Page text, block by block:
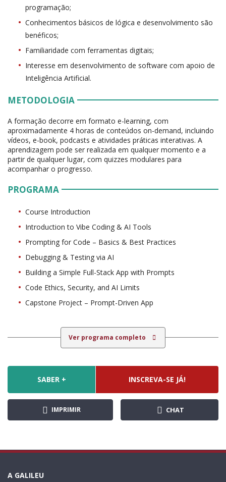
programação;
Conhecimentos básicos de lógica e desenvolvimento são
benéficos;
Familiaridade com ferramentas digitais;
Interesse em desenvolvimento de software com apoio de
Inteligência Artificial.
METODOLOGIA
A formação decorre em formato e-learning, com
aproximadamente 4 horas de conteúdos on-demand, incluindo
vídeos, e-book, podcasts e atividades práticas interativas. A
aprendizagem pode ser realizada em qualquer momento e a
partir de qualquer lugar, com quizzes modulares para
acompanhar o progresso.
PROGRAMA
Course Introduction
Introduction to Vibe Coding & AI Tools
Prompting for Code – Basics & Best Practices
Debugging & Testing via AI
Building a Simple Full-Stack App with Prompts
Code Ethics, Security, and AI Limits
Capstone Project – Prompt-Driven App
Ver programa completo
SABER + INSCREVA-SE JÁ!
IMPRIMIR CHAT
A GALILEU